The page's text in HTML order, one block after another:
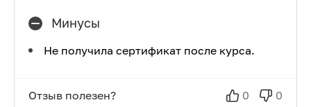
Минусы
Не получила сертификат после курса.
Отзыв полезен? 0 0